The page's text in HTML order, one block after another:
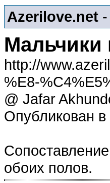
Azerilove.net
Мальчики
http://
%E8-
@ Jafar
Опубликован
обоих полов.